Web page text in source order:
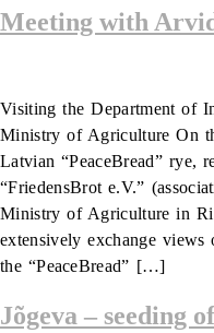
Meeting with
Visiting the Department of
Ministry of Agriculture On
Latvian “PeaceBread” rye,
“FriedensBrot e.V.”
Ministry of Agriculture in
extensively exchange views
the “PeaceBread” […]
Jõgeva – seeding